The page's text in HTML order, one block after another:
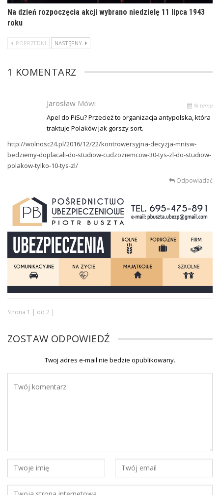
Na dzień rozpoczęcia akcji wybrano niedzielę 11 lipca 1943
roku
POPRZEDNI NASTĘPNY
1 KOMENTARZ
Jarosław Mówi % temu
Apel do PiSu? Przecież to organizacja antypolska, która
traktuje Polaków jak gorszy sort.
http://wolnosc24.pl/2016/12/22/kontrowersyjna-decyzja-mnisw-
bedziemy-doplacali-do-studiow-cudzoziemcow-30-tys-zl-do-studiow-
polakow-tylko-10-tys-zl/
Odpowiadać
Strona 1 | od 2 |
ZOSTAW ODPOWIEDŹ
Twoj adres e-mail nie bedzie opublikowany.